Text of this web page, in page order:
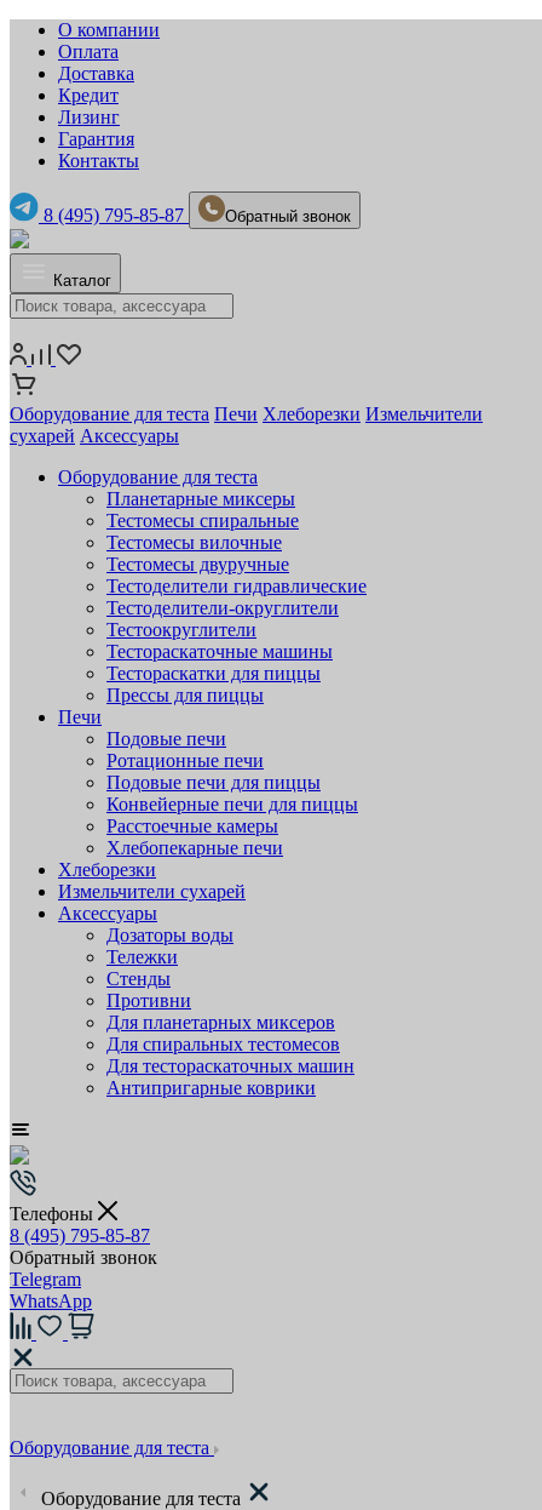
О компании
Оплата
Доставка
Кредит
Лизинг
Гарантия
Контакты
8 (495) 795-85-87 Обратный звонок
Каталог
Оборудование для теста Печи Хлеборезки Измельчители
сухарей Аксессуары
Оборудование для теста
Планетарные миксеры
Тестомесы спиральные
Тестомесы вилочные
Тестомесы двуручные
Тестоделители гидравлические
Тестоделители-округлители
Тестоокруглители
Тестораскаточные машины
Тестораскатки для пиццы
Прессы для пиццы
Печи
Подовые печи
Ротационные печи
Подовые печи для пиццы
Конвейерные печи для пиццы
Расстоечные камеры
Хлебопекарные печи
Хлеборезки
Измельчители сухарей
Аксессуары
Дозаторы воды
Тележки
Стенды
Противни
Для планетарных миксеров
Для спиральных тестомесов
Для тестораскаточных машин
Антипригарные коврики
Телефоны
8 (495) 795-85-87
Обратный звонок
Telegram
WhatsApp
Оборудование для теста
Оборудование для теста